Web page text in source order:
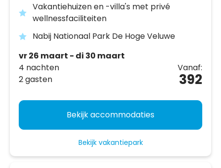
Vakantiehuizen en -villa's met privé
wellnessfaciliteiten
Nabij Nationaal Park De Hoge Veluwe
vr 26 maart - di 30 maart
4 nachten
2 gasten
Vanaf:
392
Bekijk accommodaties
Bekijk vakantiepark